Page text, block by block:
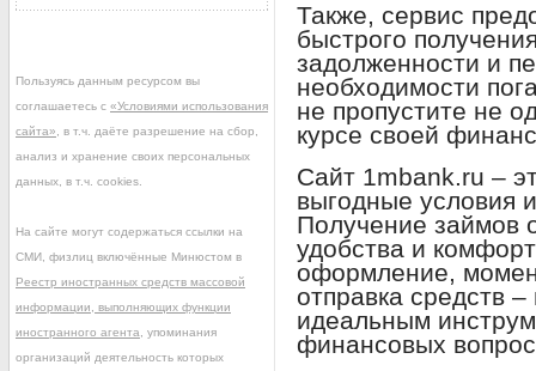
Также, сервис
быстрого
задолженности и
необходимости
не пропустите не
курсе своей
Сайт 1mbank.ru –
выгодные условия
Получение займов
удобства и
оформление,
отправка средств
идеальным
финансовых
Пользуясь данным ресурсом вы
соглашаетесь с «Условиями использования
сайта» , в т.ч. даёте разрешение на сбор,
анализ и хранение своих персональных
данных, в т.ч. cookies.
На сайте могут содержаться ссылки на
СМИ, физлиц включённые Минюстом в
Реестр иностранных средств массовой
информации, выполняющих функции
иностранного агента , упоминания
организаций деятельность которых